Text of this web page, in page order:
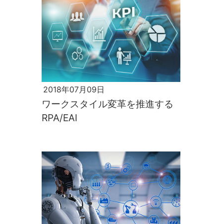
2018年07月09日
ワークスタイル変革を推進する
RPA/EAI